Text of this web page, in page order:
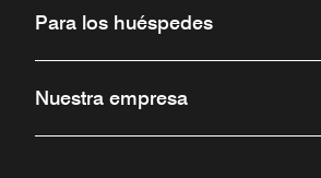
Para los huéspedes
Nuestra empresa